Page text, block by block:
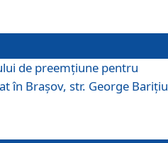
de preemţiune pentru
în Braşov, str. George